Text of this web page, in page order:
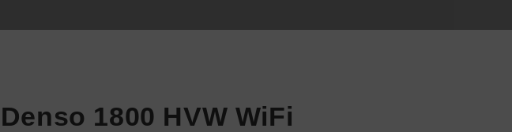
Denso 1800 HVW WiFi